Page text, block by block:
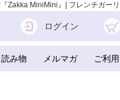
MiniMini』| フレンチガー
ログイン
読み物 メルマガ ご利